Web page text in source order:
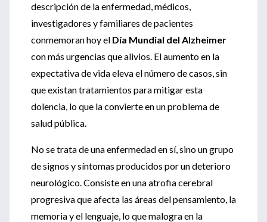
descripción de la enfermedad, médicos,
investigadores y familiares de pacientes
conmemoran hoy el Día Mundial del Alzheimer
con más urgencias que alivios. El aumento en la
expectativa de vida eleva el número de casos, sin
que existan tratamientos para mitigar esta
dolencia, lo que la convierte en un problema de
salud pública.
No se trata de una enfermedad en sí, sino un grupo
de signos y síntomas producidos por un deterioro
neurológico. Consiste en una atrofia cerebral
progresiva que afecta las áreas del pensamiento, la
memoria y el lenguaje, lo que malogra en la